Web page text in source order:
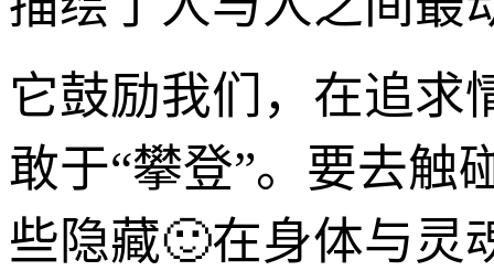
它鼓励我们，在追求
敢于“攀登”。要去触
些隐藏🙂在身体与灵